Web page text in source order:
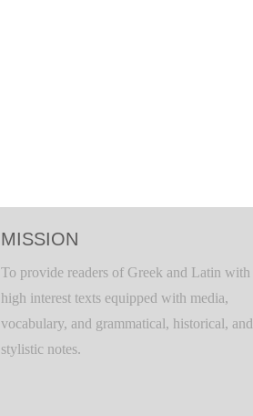
MISSION
To provide readers of Greek and Latin with
high interest texts equipped with media,
vocabulary, and grammatical, historical, and
stylistic notes.